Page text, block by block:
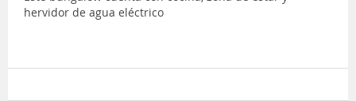
hervidor de agua eléctrico